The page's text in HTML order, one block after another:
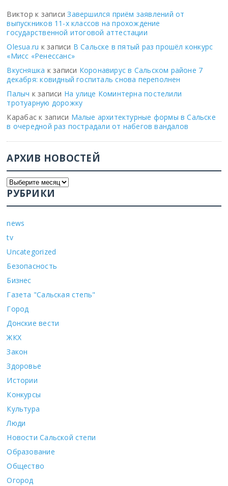
Виктор к записиЗавершился приём заявлений от
выпускников 11-х классов на прохождение
государственной итоговой аттестации
Olesua.ru к записи В Сальске в пятый раз прошёл конкурс
«Мисс «Ренессанс»
Вкусняшка к записи Коронавирус в Сальском районе 7
декабря: ковидный госпиталь снова переполнен
Палыч к записи На улице Коминтерна постелили
тротуарную дорожку
Карабас к записи Малые архитектурные формы в Сальске
в очередной раз пострадали от набегов вандалов
АРХИВ НОВОСТЕЙ
РУБРИКИ
news
tv
Uncategorized
Безопасность
Бизнес
Газета "Сальская степь"
Город
Донские вести
ЖКХ
Закон
Здоровье
Истории
Конкурсы
Культура
Люди
Новости Сальской степи
Образование
Общество
Огород